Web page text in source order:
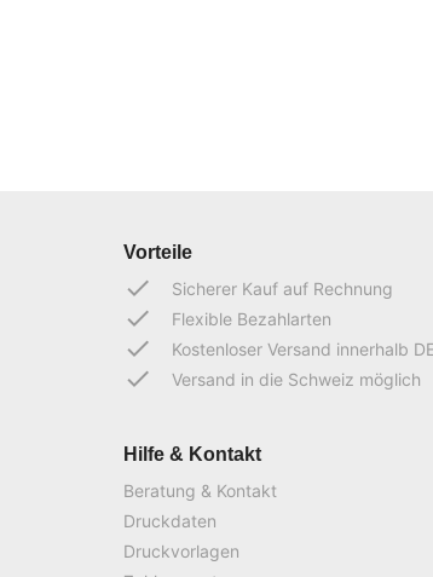
Vorteile
done Sicherer Kauf auf Rechnung
done Flexible Bezahlarten
done Kostenloser Versand innerhalb
done Versand in die Schweiz möglich
Hilfe & Kontakt
Beratung & Kontakt
Druckdaten
Druckvorlagen